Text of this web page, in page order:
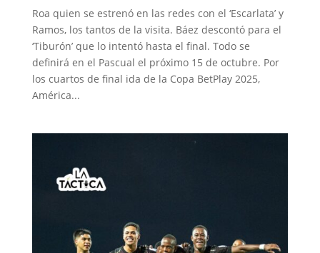
Roa quien se estrenó en las redes con el ‘Escarlata’ y
Ramos, los tantos de la visita. Báez descontó para el
‘Tiburón’ que lo intentó hasta el final. Todo se
definirá en el Pascual el próximo 15 de octubre. Por
los cuartos de final ida de la Copa BetPlay 2025,
América...